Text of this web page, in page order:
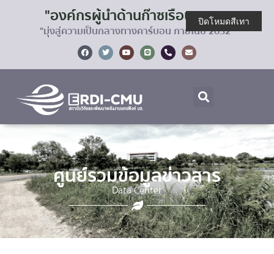
"องค์กรผู้นำด้านก๊าซเรือนกระจก
"มุ่งสู่ความเป็นกลางทางคาร์บอน ภายในปี 2032"
ศูนย์รวมข้อมูลข่าวสาร
Data Center
ปิดโหมดสีเทา